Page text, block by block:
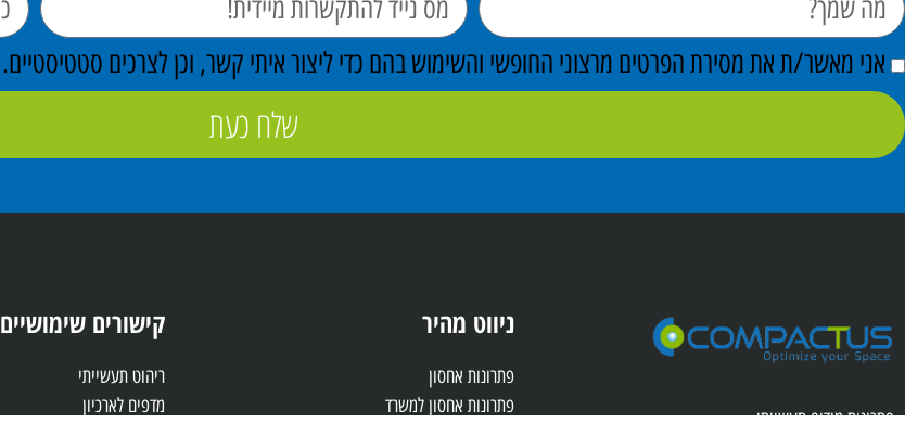
אני מאשר/ת את מסירת הפרטים מרצוני החופשי והשימוש בהם כדי ליצור איתי קשר, וכן לצרכים סטטיסטיים.
שלח כעת
פתרונות מידוף תעשייתי
ניווט מהיר
פתרונות אחסון
פתרונות אחסון למשרד
קישורים שימושיים
ריהוט תעשייתי
מדפים לארכיון